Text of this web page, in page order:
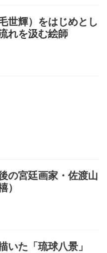
世輝）をはじめとし
れを汲む絵師
の宮廷画家・佐渡山
）
いた「琉球八景」